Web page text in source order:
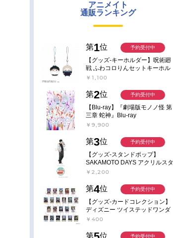
アニメイト
通販ランキング
第1位
【グッズ-キーホルダー】呪術廻
戦 ふわコロりんセットキーホル
ダー【アニメイト特典付】
￥1,100
予約受付中
第2位
【Blu-ray】『劇場版モノノ怪 第
三章 蛇神』Blu-ray
￥9,900
予約受付中
第3位
【グッズ-スタンドポップ】
SAKAMOTO DAYS アクリルスタ
ンド～Sunny Afternoon～ 4.南雲
￥2,200
予約受付中
第4位
【グッズ-カードコレクション】
ディズニー ツイステッドワンダ
ーランド ランダムカードコレク
￥400
予約受付中
第 位 予約受付中